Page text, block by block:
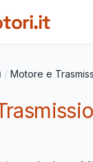
/ Motore e